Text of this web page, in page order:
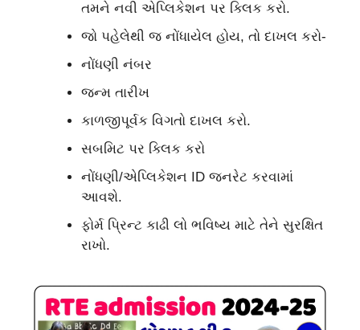
તમને નવી એપ્લિકેશન પર ક્લિક કરો.
જો પહેલેથી જ નોંધાયેલ હોય, તો દાખલ કરો-
નોંધણી નંબર
જન્મ તારીખ
કાળજીપૂર્વક વિગતો દાખલ કરો.
સબમિટ પર ક્લિક કરો
નોંધણી/એપ્લિકેશન ID જનરેટ કરવામાં
આવશે.
ફોર્મ પ્રિન્ટ કાઢી લો ભવિષ્ય માટે તેને સુરક્ષિત
રાખો.